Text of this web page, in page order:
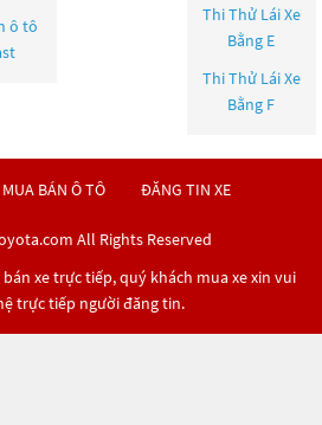
ô tô
Thi Thử Lái Xe
Bằng E
Thi Thử Lái Xe
Bằng F
MUA BÁN Ô TÔ ĐĂNG TIN XE
All Rights Reserved
xe trực tiếp, quý khách mua xe xin vui
trực tiếp người đăng tin.